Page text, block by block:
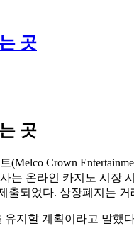
곳
곳
(Melco Crown
는 온라인 카지노 시장
출되었다. 상장폐지는
지할 계획이라고 말했